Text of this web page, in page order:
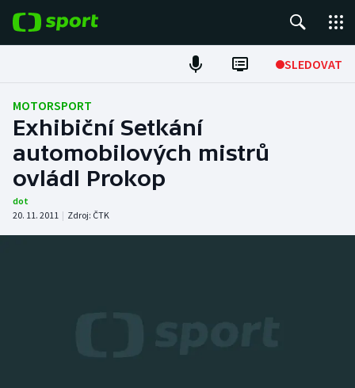
SLEDOVAT
Fotbal
Hokej
Tenis
Atletika
MOTORSPORT
Exhibiční Setkání
automobilových mistrů
ovládl Prokop
dot
20. 11. 2011 | Zdroj: ČTK